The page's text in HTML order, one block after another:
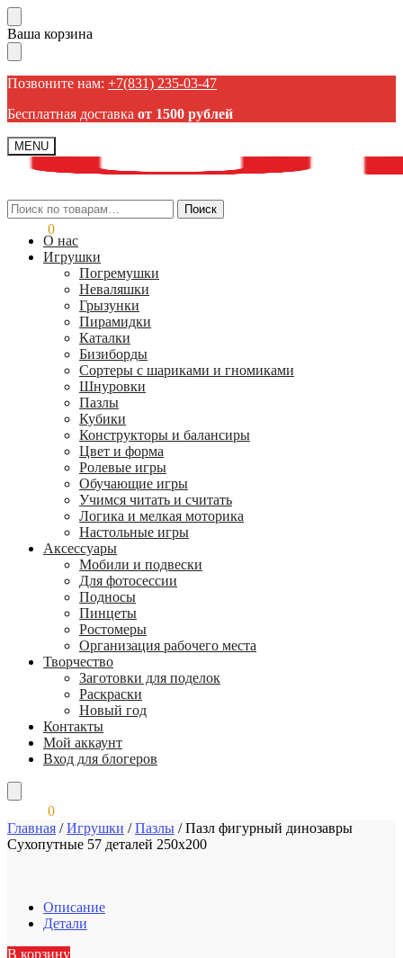
Пропустить
навигацию
Перейти
к
содержанию
Ваша корзина
Позвоните нам: +7(831) 235-03-47
Бесплатная доставка от 1500 рублей
MENU
Искать: Поиск
0
Искать: Поиск
О нас
Игрушки
Погремушки
Неваляшки
Грызунки
Пирамидки
Каталки
Бизиборды
Сортеры с шариками и гномиками
Шнуровки
Пазлы
Кубики
Конструкторы и балансиры
Цвет и форма
Ролевые игры
Обучающие игры
Учимся читать и считать
Логика и мелкая моторика
Настольные игры
Аксессуары
Мобили и подвески
Для фотосессии
Подносы
Пинцеты
Ростомеры
Организация рабочего места
Творчество
Заготовки для поделок
Раскраски
Новый год
Контакты
Мой аккаунт
Вход для блогеров
0
Главная /Игрушки /Пазлы /Пазл фигурный динозавры
Сухопутные 57 деталей 250х200
Описание
Детали
В корзину